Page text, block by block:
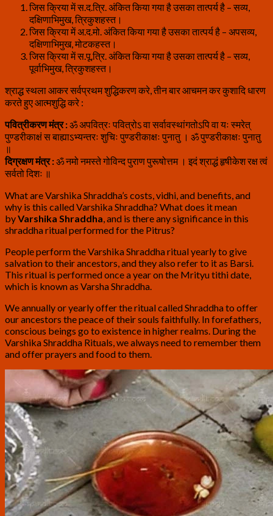
जिस क्रिया में स.द.त्रि. अंकित किया गया है उसका तात्पर्य है – सव्य,
दक्षिणाभिमुख, त्रिकुशहस्त।
जिस क्रिया में अ.द.मो. अंकित किया गया है उसका तात्पर्य है – अपसव्य,
दक्षिणाभिमुख, मोटकहस्त।
जिस क्रिया में स.पू.त्रि. अंकित किया गया है उसका तात्पर्य है – सव्य,
पूर्वाभिमुख, त्रिकुशहस्त।
श्राद्ध स्थला आकर सर्वप्रथम शुद्धिकरण करे, तीन बार आचमन कर कुशादि धारण
करते हुए आत्मशुद्धि करे :
पवित्रीकरण मंत्र :ॐ अपवित्रः पवित्रोऽ वा सर्वावस्थांगतोऽपि वा यः स्मरेत्
पुण्डरीकाक्षं स बाह्याऽभ्यन्तरः शुचिः पुण्डरीकाक्षः पुनातु । ॐ पुण्डरीकाक्षः पुनातु
॥
दिग्रक्षण मंत्र :ॐ नमो नमस्ते गोविन्द पुराण पुरूषोत्तम । इदं श्राद्धं हृषीकेश रक्ष त्वं
सर्वतो दिशः ॥
What are Varshika Shraddha’s costs, vidhi, and benefits, and
why is this called Varshika Shraddha? What does it mean
byVarshika Shraddha, and is there any significance in this
shraddha ritual performed for the Pitrus?
People perform the Varshika Shraddha ritual yearly to give
salvation to their ancestors, and they also refer to it as Barsi.
This ritual is performed once a year on the Mrityu tithi date,
which is known as Varsha Shraddha.
We annually or yearly offer the ritual called Shraddha to offer
our ancestors the peace of their souls faithfully. In forefathers,
conscious beings go to existence in higher realms. During the
Varshika Shraddha Rituals, we always need to remember them
and offer prayers and food to them.